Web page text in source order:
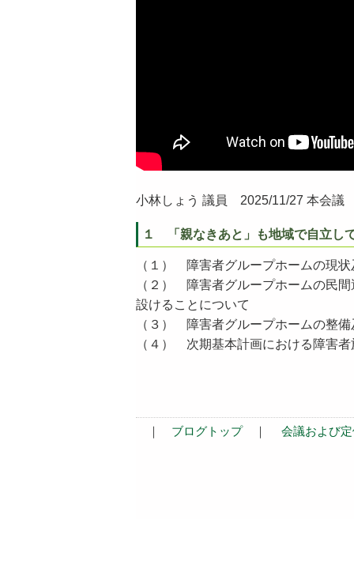
小林しょう 議員 2025/11/27 本会議
１ 「親なきあと」も地域で自立し
（１） 障害者グループホームの現
（２） 障害者グループホームの民
設けることについて
（３） 障害者グループホームの整
（４） 次期基本計画における障害
｜ ブログトップ｜ 会議および